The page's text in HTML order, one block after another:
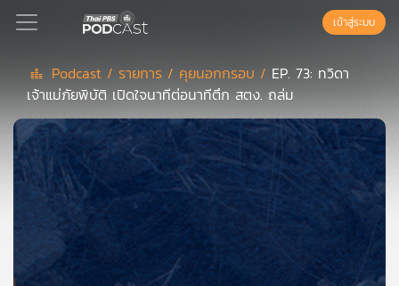
Podcast
เพล
ย์
เข้าสู่ระบบ
Podcast / รายการ / คุยนอกกรอบ / EP. 73: ทวิดา
เจ้าแม่ภัยพิบัติ เปิดใจนาทีต่อนาทีตึก สตง. ถล่ม